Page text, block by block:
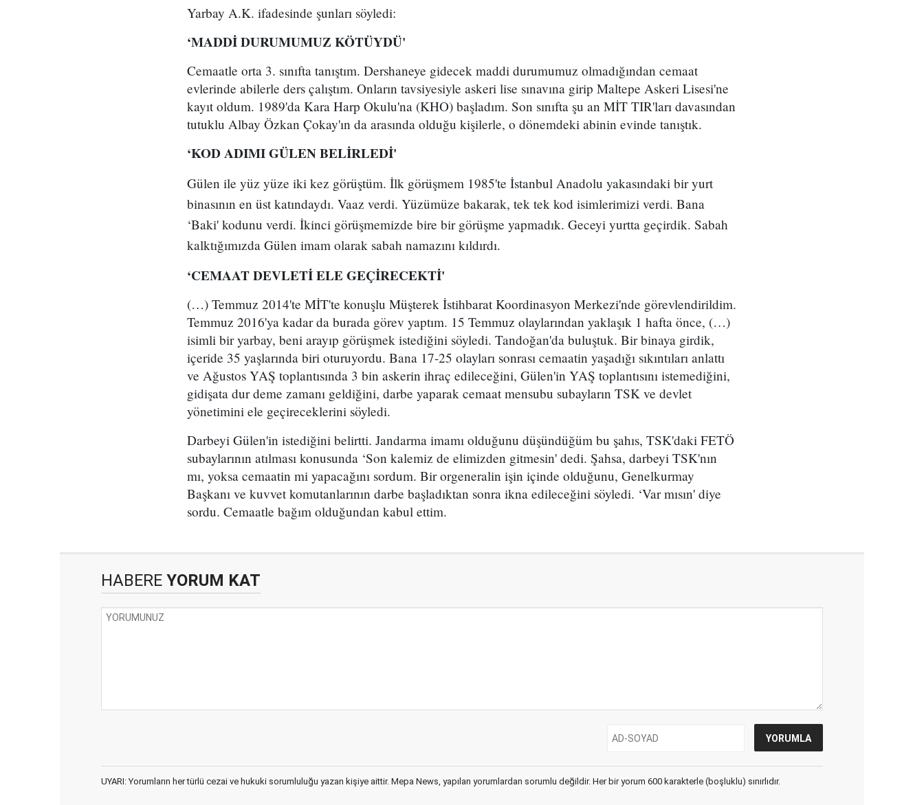
Yarbay A.K. ifadesinde şunları söyledi:
‘MADDİ DURUMUMUZ KÖTÜYDÜ'
Cemaatle orta 3. sınıfta tanıştım. Dershaneye gidecek maddi durumumuz olmadığından cemaat
evlerinde abilerle ders çalıştım. Onların tavsiyesiyle askeri lise sınavına girip Maltepe Askeri Lisesi'ne
kayıt oldum. 1989'da Kara Harp Okulu'na (KHO) başladım. Son sınıfta şu an MİT TIR'ları davasından
tutuklu Albay Özkan Çokay'ın da arasında olduğu kişilerle, o dönemdeki abinin evinde tanıştık.
‘KOD ADIMI GÜLEN BELİRLEDİ'
Gülen ile yüz yüze iki kez görüştüm. İlk görüşmem 1985'te İstanbul Anadolu yakasındaki bir yurt
binasının en üst katındaydı. Vaaz verdi. Yüzümüze bakarak, tek tek kod isimlerimizi verdi. Bana
‘Baki' kodunu verdi. İkinci görüşmemizde bire bir görüşme yapmadık. Geceyi yurtta geçirdik. Sabah
kalktığımızda Gülen imam olarak sabah namazını kıldırdı.
‘CEMAAT DEVLETİ ELE GEÇİRECEKTİ'
(…) Temmuz 2014'te MİT'te konuşlu Müşterek İstihbarat Koordinasyon Merkezi'nde görevlendirildim.
Temmuz 2016'ya kadar da burada görev yaptım. 15 Temmuz olaylarından yaklaşık 1 hafta önce, (…)
isimli bir yarbay, beni arayıp görüşmek istediğini söyledi. Tandoğan'da buluştuk. Bir binaya girdik,
içeride 35 yaşlarında biri oturuyordu. Bana 17-25 olayları sonrası cemaatin yaşadığı sıkıntıları anlattı
ve Ağustos YAŞ toplantısında 3 bin askerin ihraç edileceğini, Gülen'in YAŞ toplantısını istemediğini,
gidişata dur deme zamanı geldiğini, darbe yaparak cemaat mensubu subayların TSK ve devlet
yönetimini ele geçireceklerini söyledi.
Darbeyi Gülen'in istediğini belirtti. Jandarma imamı olduğunu düşündüğüm bu şahıs, TSK'daki FETÖ
subaylarının atılması konusunda ‘Son kalemiz de elimizden gitmesin' dedi. Şahsa, darbeyi TSK'nın
mı, yoksa cemaatin mi yapacağını sordum. Bir orgeneralin işin içinde olduğunu, Genelkurmay
Başkanı ve kuvvet komutanlarının darbe başladıktan sonra ikna edileceğini söyledi. ‘Var mısın' diye
sordu. Cemaatle bağım olduğundan kabul ettim.
HABERE YORUM KAT
UYARI: Yorumların her türlü cezai ve hukuki sorumluluğu yazan kişiye aittir. Mepa News, yapılan yorumlardan sorumlu değildir. Her bir yorum 600 karakterle (boşluklu) sınırlıdır.